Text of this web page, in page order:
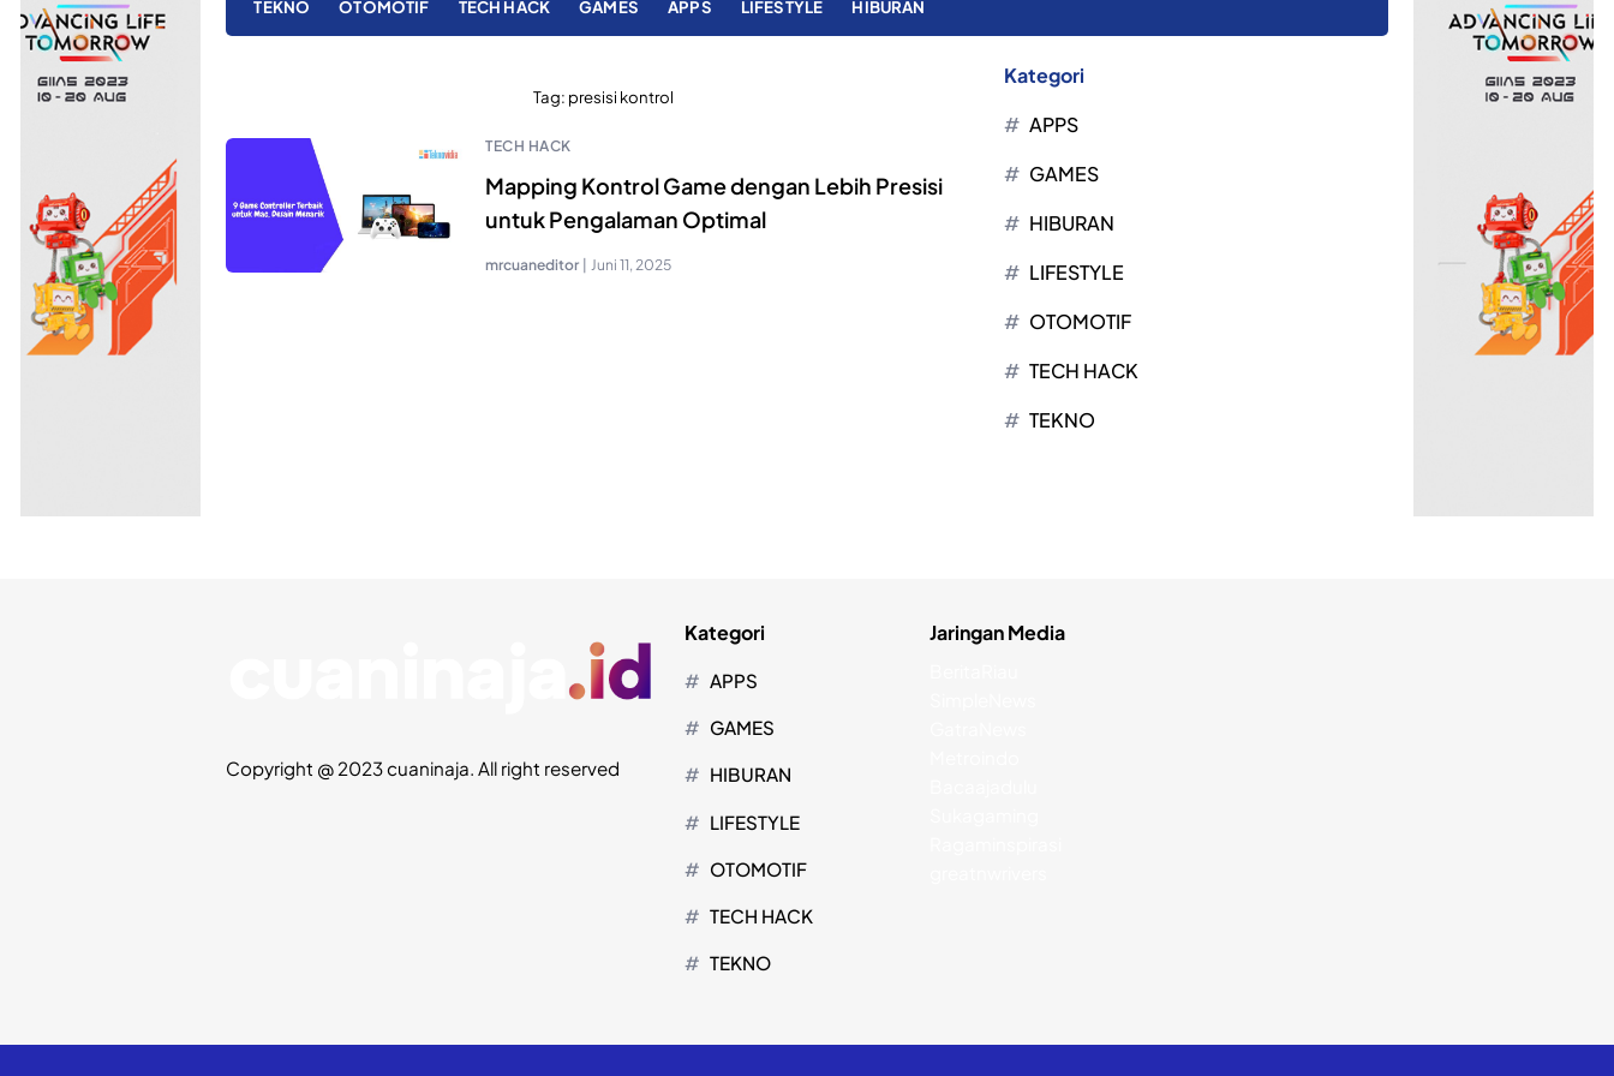
TEKNO OTOMOTIF TECH HACK GAMES APPS LIFESTYLE HIBURAN
Tag: presisi kontrol
TECH HACK
Mapping Kontrol Game dengan Lebih Presisi
untuk Pengalaman Optimal
mrcuaneditor | Juni 11, 2025
Kategori
APPS
GAMES
HIBURAN
LIFESTYLE
OTOMOTIF
TECH HACK
TEKNO
Copyright @ 2023 cuaninaja. All right reserved
Kategori
APPS
GAMES
HIBURAN
LIFESTYLE
OTOMOTIF
TECH HACK
TEKNO
Jaringan Media